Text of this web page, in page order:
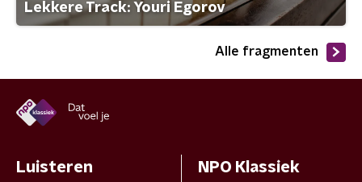
Lekkere Track: Youri Egorov
Alle fragmenten
Luisteren NPO Klassiek